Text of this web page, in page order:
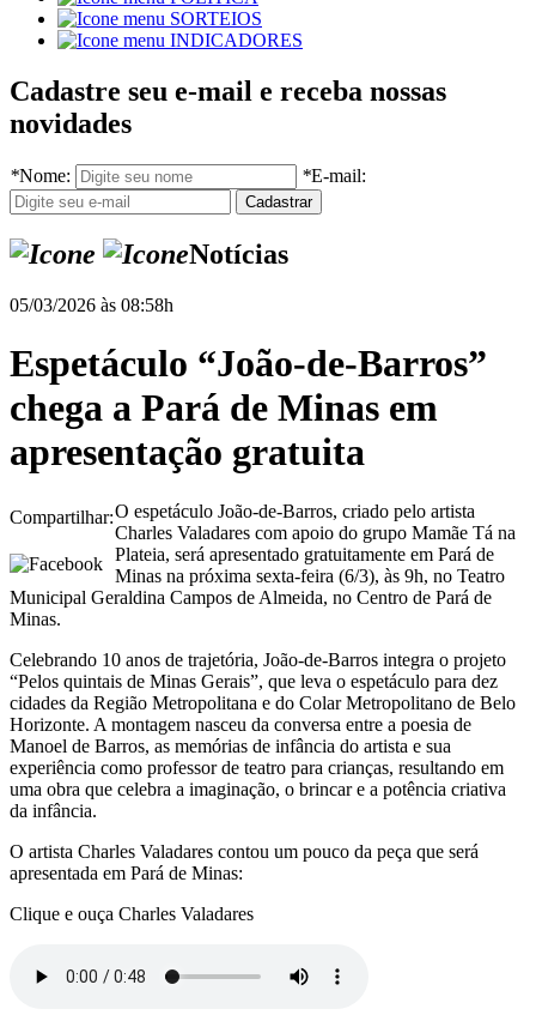
SORTEIOS
INDICADORES
Cadastre seu e-mail e receba nossas
novidades
*Nome: *E-mail:
Notícias
05/03/2026 às 08:58h
Espetáculo “João-de-Barros”
chega a Pará de Minas em
apresentação gratuita
Compartilhar:O espetáculo João-de-Barros, criado pelo artista
Charles Valadares com apoio do grupo Mamãe Tá na
Plateia, será apresentado gratuitamente em Pará de
Minas na próxima sexta-feira (6/3), às 9h, no Teatro
Municipal Geraldina Campos de Almeida, no Centro de Pará de
Minas.
Celebrando 10 anos de trajetória, João-de-Barros integra o projeto
“Pelos quintais de Minas Gerais”, que leva o espetáculo para dez
cidades da Região Metropolitana e do Colar Metropolitano de Belo
Horizonte. A montagem nasceu da conversa entre a poesia de
Manoel de Barros, as memórias de infância do artista e sua
experiência como professor de teatro para crianças, resultando em
uma obra que celebra a imaginação, o brincar e a potência criativa
da infância.
O artista Charles Valadares contou um pouco da peça que será
apresentada em Pará de Minas:
Clique e ouça Charles Valadares